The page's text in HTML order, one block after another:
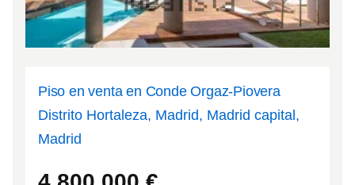
Piso en venta en Conde Orgaz-Piovera
Distrito Hortaleza, Madrid, Madrid capital,
Madrid